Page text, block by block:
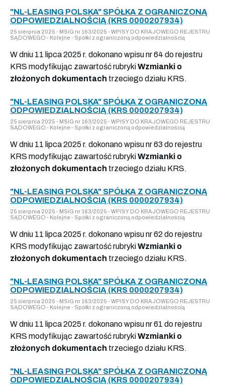
"NL-LEASING POLSKA" SPÓŁKA Z OGRANICZONĄ
ODPOWIEDZIALNOŚCIĄ (KRS 0000207934)
25 sierpnia 2025 - MSiG nr 163/2025 - WPISY DO KRAJOWEGO REJESTRU
SĄDOWEGO - Kolejne - Spółki z ograniczoną odpowiedzialnością
W dniu 11 lipca 2025 r. dokonano wpisu nr 64 do rejestru
KRS modyfikując zawartość rubrykiWzmianki o
złożonych dokumentach trzeciego działu KRS.
"NL-LEASING POLSKA" SPÓŁKA Z OGRANICZONĄ
ODPOWIEDZIALNOŚCIĄ (KRS 0000207934)
25 sierpnia 2025 - MSiG nr 163/2025 - WPISY DO KRAJOWEGO REJESTRU
SĄDOWEGO - Kolejne - Spółki z ograniczoną odpowiedzialnością
W dniu 11 lipca 2025 r. dokonano wpisu nr 63 do rejestru
KRS modyfikując zawartość rubrykiWzmianki o
złożonych dokumentach trzeciego działu KRS.
"NL-LEASING POLSKA" SPÓŁKA Z OGRANICZONĄ
ODPOWIEDZIALNOŚCIĄ (KRS 0000207934)
25 sierpnia 2025 - MSiG nr 163/2025 - WPISY DO KRAJOWEGO REJESTRU
SĄDOWEGO - Kolejne - Spółki z ograniczoną odpowiedzialnością
W dniu 11 lipca 2025 r. dokonano wpisu nr 62 do rejestru
KRS modyfikując zawartość rubrykiWzmianki o
złożonych dokumentach trzeciego działu KRS.
"NL-LEASING POLSKA" SPÓŁKA Z OGRANICZONĄ
ODPOWIEDZIALNOŚCIĄ (KRS 0000207934)
25 sierpnia 2025 - MSiG nr 163/2025 - WPISY DO KRAJOWEGO REJESTRU
SĄDOWEGO - Kolejne - Spółki z ograniczoną odpowiedzialnością
W dniu 11 lipca 2025 r. dokonano wpisu nr 61 do rejestru
KRS modyfikując zawartość rubrykiWzmianki o
złożonych dokumentach trzeciego działu KRS.
"NL-LEASING POLSKA" SPÓŁKA Z OGRANICZONĄ
ODPOWIEDZIALNOŚCIĄ (KRS 0000207934)